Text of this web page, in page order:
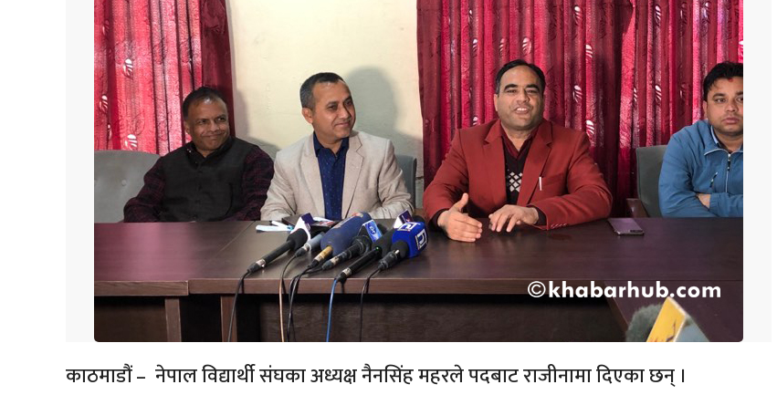
काठमाडौं – नेपाल विद्यार्थी संघका अध्यक्ष नैनसिंह महरले पदबाट राजीनामा दिएका छन् ।